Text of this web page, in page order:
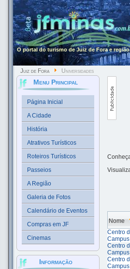
O portal do turismo de Juiz de Fora e
Juiz de Fora Universidades
Menu Principal
Página Inicial
A Cidade
História
Atrativos Turísticos
Roteiros Turísticos
Passeios
A Região
Galeria de Fotos
Calendário de Eventos
Compras em JF
Cinemas
Informação
Nome
Centro
Centro
Centro